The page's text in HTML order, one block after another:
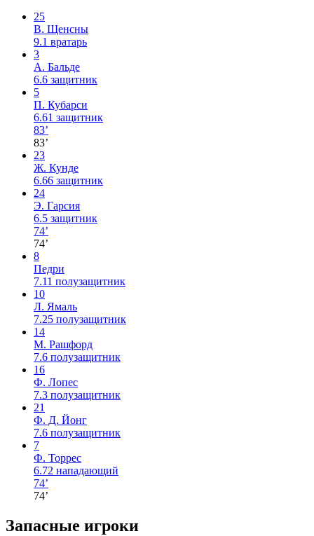
25
В. Щенсны
9.1 вратарь
3
А. Бальде
6.6 защитник
5
П. Кубарси
6.61 защитник
83’
83’
23
Ж. Кунде
6.66 защитник
24
Э. Гарсия
6.5 защитник
74’
74’
8
Педри
7.11 полузащитник
10
Л. Ямаль
7.25 полузащитник
14
М. Рашфорд
7.6 полузащитник
16
Ф. Лопес
7.3 полузащитник
21
Ф. Д. Йонг
7.6 полузащитник
7
Ф. Торрес
6.72 нападающий
74’
74’
Запасные игроки